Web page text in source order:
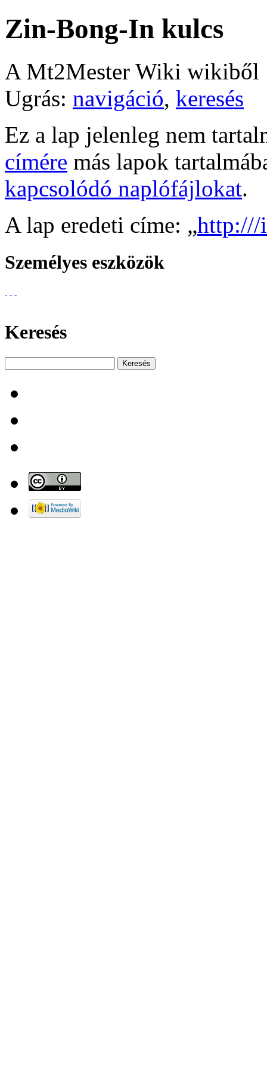
Zin-Bong-In kulcs
A Mt2Mester Wiki wikiből
Ugrás: navigáció, keresés
Ez a lap jelenleg nem
címére más lapok
kapcsolódó naplófájlokat.
A lap eredeti címe: „http:///
Személyes eszközök
Keresés